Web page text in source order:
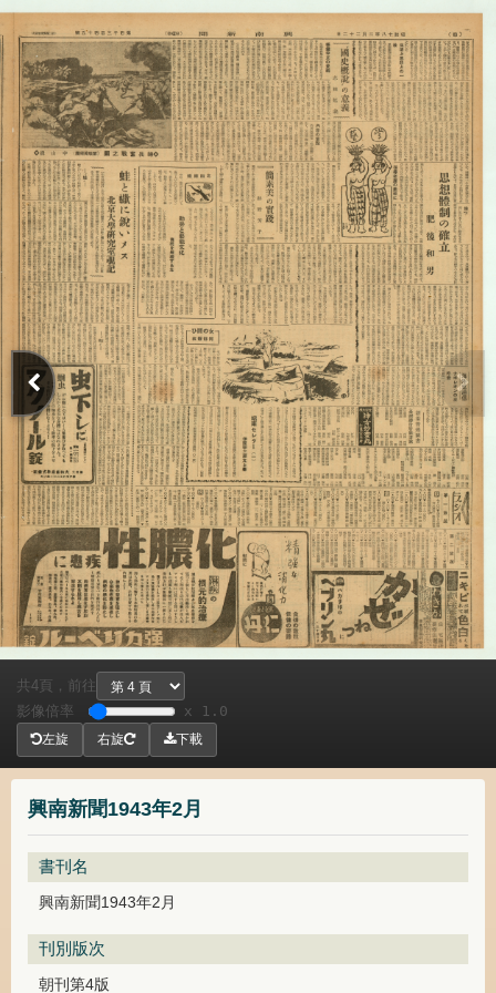
興南新聞1943年2月
書刊名
興南新聞1943年2月
刊別版次
朝刊第4版
共4頁，
前往
影像倍率
x 1.0
左旋 右旋 下載